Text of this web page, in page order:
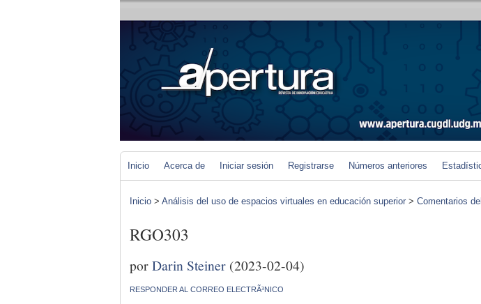
Inicio Acerca de Iniciar sesión Registrarse Números anteriores
Inicio > Análisis del uso de espacios virtuales en educación superior > Comentarios
RGO303
porDarin Steiner (2023-02-04)
RESPONDER AL CORREO ELECTRÃ³NICO